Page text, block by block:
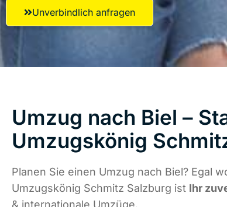
Unverbindlich anfragen
Umzug nach Biel –
Umzugskönig
Planen Sie einen Umzug nach Biel? Egal
Umzugskönig Schmitz Salzburg ist Ihr
& internationale Umzüge.